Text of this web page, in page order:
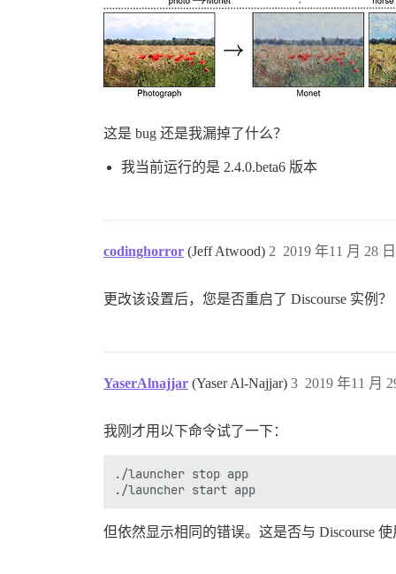
这是 bug 还是我漏掉了什么？
我当前运行的是 2.4.0.beta6 版本
codinghorror (Jeff Atwood) 2019 年11 月 28
2
更改该设置后，您是否重启了 Discourse 实例？
YaserAlnajjar (Yaser Al-Najjar) 2019 年11 月
3
我刚才用以下命令试了一下：
./launcher stop app
但依然显示相同的错误。这是否与 Discourse 使